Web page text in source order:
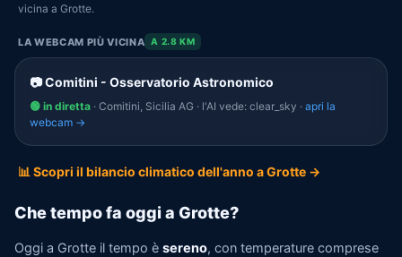
vicina a Grotte.
LA WEBCAM PIÙ VICINA A 2.8 KM
📷 Comitini - Osservatorio Astronomico
🟢 in diretta · Comitini, Sicilia AG · l'AI vede: clear_sky · apri la
webcam →
📊 Scopri il bilancio climatico dell'anno a Grotte →
Che tempo fa oggi a Grotte?
Oggi a Grotte il tempo è sereno, con temperature comprese